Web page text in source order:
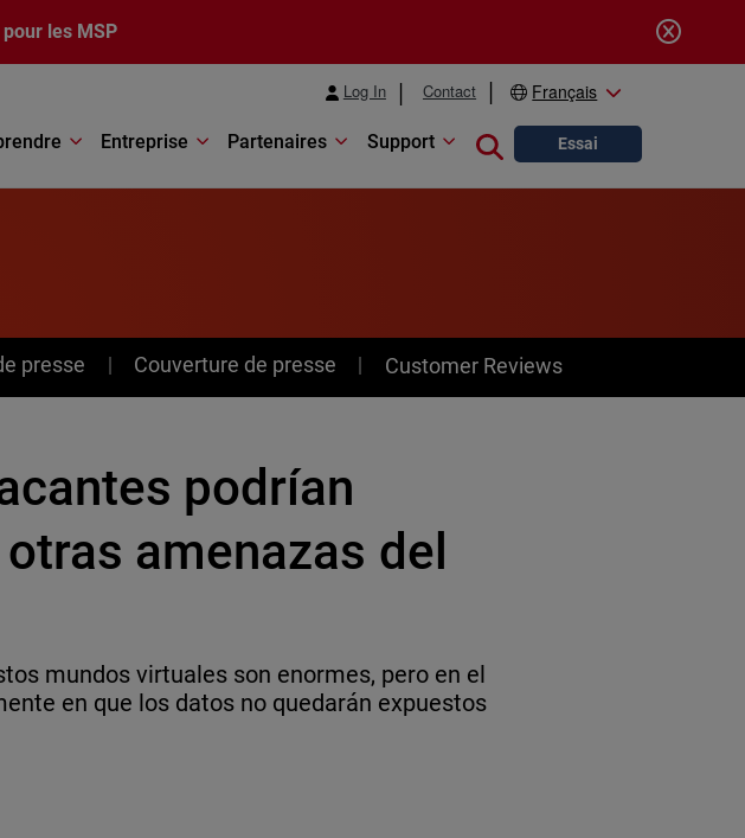
les MSP
Log In Contact Français
Entreprise Partenaires Support Close search
Essai
presse Couverture de presse Customer Reviews
podrían
amenazas del
mundos virtuales son enormes, pero en el
en que los datos no quedarán expuestos